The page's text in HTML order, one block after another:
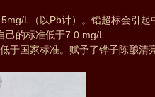
L（以Pb计）。铅超标会引起
的标准低于7.0 mg/L.
于国家标准。赋予了铧子陈酿清